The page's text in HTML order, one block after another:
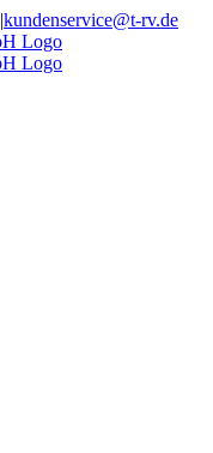
|kundenservice@t-rv.de